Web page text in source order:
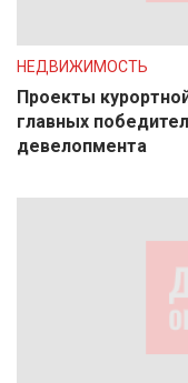
НЕДВИЖИМОСТЬ
Проекты
главных
девелопмента